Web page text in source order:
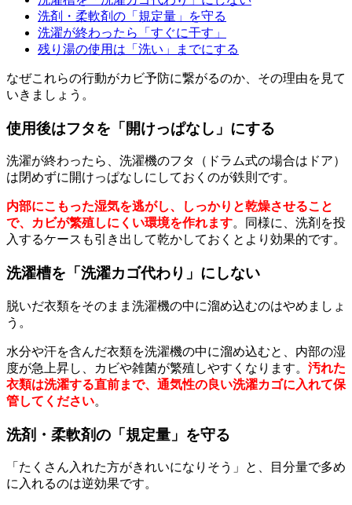
洗剤・柔軟剤の「規定量」を守る
洗濯が終わったら「すぐに干す」
残り湯の使用は「洗い」までにする
なぜこれらの行動がカビ予防に繋がるのか、その理由を見て
いきましょう。
使用後はフタを「開けっぱなし」にする
洗濯が終わったら、洗濯機のフタ（ドラム式の場合はドア）
は閉めずに開けっぱなしにしておくのが鉄則です。
内部にこもった湿気を逃がし、しっかりと乾燥させること
で、カビが繁殖しにくい環境を作れます。同様に、洗剤を投
入するケースも引き出して乾かしておくとより効果的です。
洗濯槽を「洗濯カゴ代わり」にしない
脱いだ衣類をそのまま洗濯機の中に溜め込むのはやめましょ
う。
水分や汗を含んだ衣類を洗濯機の中に溜め込むと、内部の湿
度が急上昇し、カビや雑菌が繁殖しやすくなります。 汚れた
衣類は洗濯する直前まで、通気性の良い洗濯カゴに入れて保
管してください。
洗剤・柔軟剤の「規定量」を守る
「たくさん入れた方がきれいになりそう」と、目分量で多め
に入れるのは逆効果です。